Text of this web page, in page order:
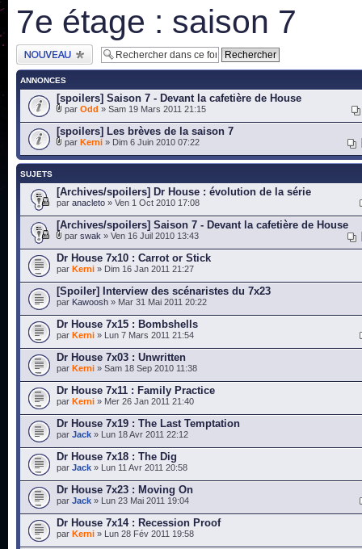
7e étage : saison 7
Publier un nouveau
sujet
ANNONCES
[spoilers] Saison 7 - Devant la cafetière de House
par Odd » Sam 19 Mars 2011 21:15
[spoilers] Les brèves de la saison 7
par Kerni » Dim 6 Juin 2010 07:22
SUJETS
[Archives/spoilers] Dr House : évolution de la série
par anacleto » Ven 1 Oct 2010 17:08
[Archives/spoilers] Saison 7 - Devant la cafetière de House
par swak » Ven 16 Juil 2010 13:43
Dr House 7x10 : Carrot or Stick
par Kerni » Dim 16 Jan 2011 21:27
[Spoiler] Interview des scénaristes du 7x23
par Kawoosh » Mar 31 Mai 2011 20:22
Dr House 7x15 : Bombshells
par Kerni » Lun 7 Mars 2011 21:54
Dr House 7x03 : Unwritten
par Kerni » Sam 18 Sep 2010 11:38
Dr House 7x11 : Family Practice
par Kerni » Mer 26 Jan 2011 21:40
Dr House 7x19 : The Last Temptation
par Jack » Lun 18 Avr 2011 22:12
Dr House 7x18 : The Dig
par Jack » Lun 11 Avr 2011 20:58
Dr House 7x23 : Moving On
par Jack » Lun 23 Mai 2011 19:04
Dr House 7x14 : Recession Proof
par Kerni » Lun 28 Fév 2011 19:58